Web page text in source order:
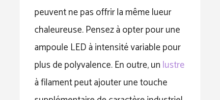
peuvent ne pas offrir la même lueur
chaleureuse. Pensez à opter pour une
ampoule LED à intensité variable pour
plus de polyvalence.En outre, unlustre
à filament peut ajouter une touche